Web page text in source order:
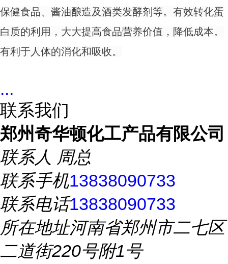
保健食品、酱油酿造及酒类发酵剂等。有效转化蛋
白质的利用，大大提高食品营养价值，降低成本。
有利于人体的消化和吸收。
...
联系我们
郑州奇华顿化工产品有限公司
联系人 周总
联系手机13838090733
联系电话13838090733
所在地址河南省郑州市二七区
二道街220号附1号